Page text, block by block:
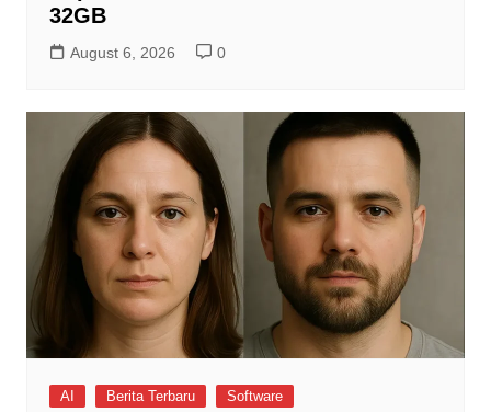
32GB
August 6, 2026 0
AI Berita Terbaru Software